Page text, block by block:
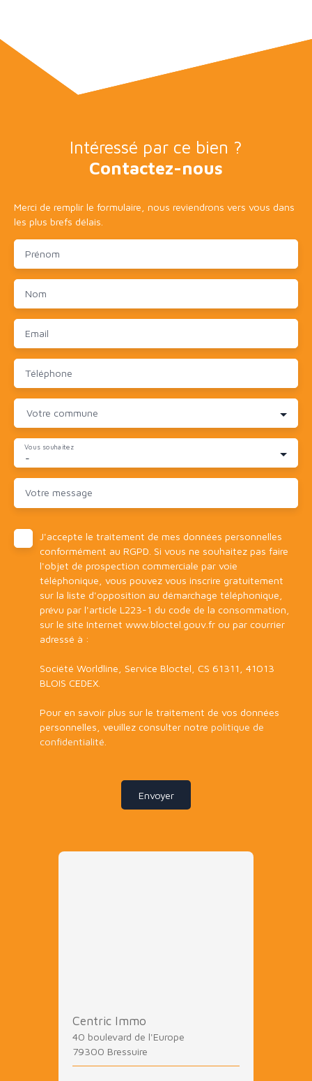
Intéressé par ce bien ?
Contactez-nous
Merci de remplir le formulaire, nous reviendrons vers vous dans
les plus brefs délais.
Prénom
Nom
Email
Téléphone
Votre commune
-
Vous souhaitez
Votre message
J'accepte le traitement de mes données personnelles
conformément au RGPD. Si vous ne souhaitez pas faire
l'objet de prospection commerciale par voie
téléphonique, vous pouvez vous inscrire gratuitement
sur la liste d'opposition au démarchage téléphonique,
prévu par l'article L223-1 du code de la consommation,
sur le site Internet www.bloctel.gouv.fr ou par courrier
adressé à :
Société Worldline, Service Bloctel, CS 61311, 41013
BLOIS CEDEX.
Pour en savoir plus sur le traitement de vos données
personnelles, veuillez consulter notre politique de
confidentialité
Envoyer
Centric Immo
40 boulevard de l'Europe
79300 Bressuire